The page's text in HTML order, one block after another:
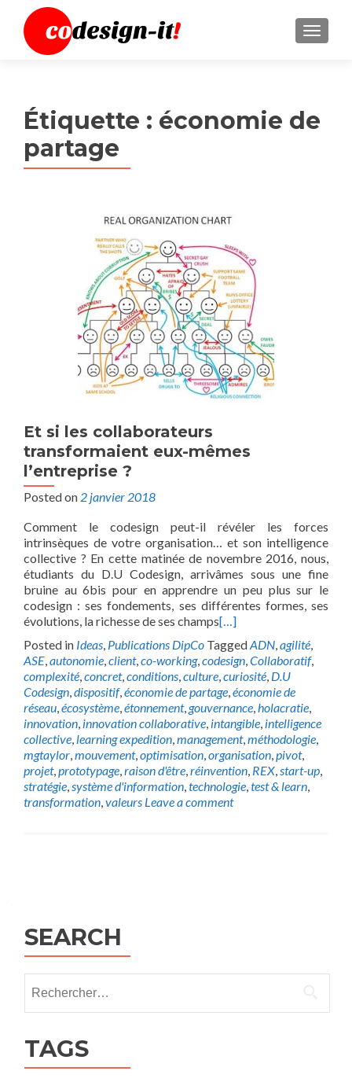
MENU
Étiquette : économie de
partage
Et si les collaborateurs
transformaient eux-mêmes
l’entreprise ?
Posted on 2 janvier 2018
Comment le codesign peut-il révéler les forces
intrinsèques de votre organisation… et son intelligence
collective ? En cette matinée de novembre 2016, nous,
étudiants du D.U Codesign, arrivâmes sous une fine
bruine au 6bis pour en apprendre un peu plus sur le
codesign : ses fondements, ses différentes formes, ses
évolutions, la richesse de ses champs[…]
Posted in Ideas, Publications DipCo TaggedADN,agilité,
ASE,autonomie,client,co-working,codesign,Collaboratif,
complexité,concret,conditions,culture,curiosité, D.U
Codesign,dispositif,économie de partage,économie de
réseau,écosystème,étonnement,gouvernance,holacratie,
innovation, innovation collaborative, intangible, intelligence
collective, learning expedition,management,méthodologie,
mgtaylor,mouvement,optimisation,organisation,pivot,
projet,prototypage,raison d'être,réinvention, REX,start-up,
stratégie,système d'information,technologie,test & learn,
transformation,valeurs Leave a comment
SEARCH
TAGS